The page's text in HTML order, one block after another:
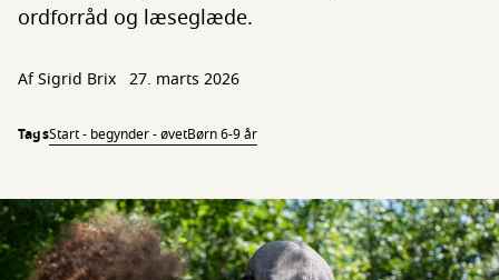
ordforråd og læseglæde.
Af Sigrid Brix 27. marts 2026
TagsStart - begynder - øvetBørn 6-9 år